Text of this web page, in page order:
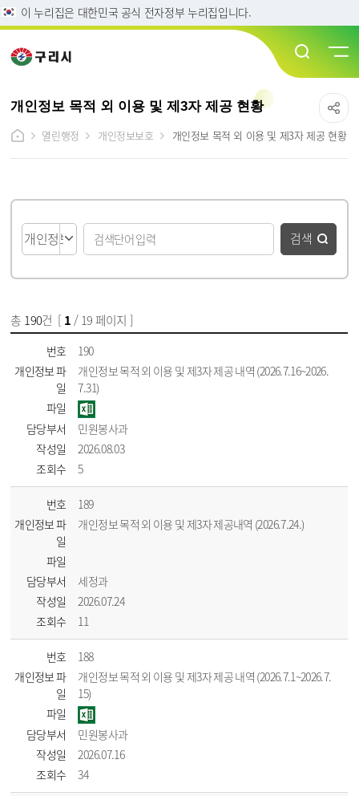
이 누리집은 대한민국 공식 전자정부 누리집입니다.
개인정보 목적 외 이용 및 제3자 제공 현황
열린행정
개인정보보호 개인정보 목적 외 이용 및 제3자 제공 현황
검색
총 190건 [ 1 / 19 페이지 ]
번호
190
개인정보 파
일
개인정보 목적 외 이용 및 제3자 제공 내역 (2026.7.16~2026.
7.31)
파일
담당부서
민원봉사과
작성일
2026.08.03
조회수
5
번호
189
개인정보 파
일
개인정보 목적 외 이용 및 제3자 제공내역 (2026.7.24.)
파일
담당부서
세정과
작성일
2026.07.24
조회수
11
번호
188
개인정보 파
일
개인정보 목적 외 이용 및 제3자 제공 내역 (2026.7.1~2026.7.
15)
파일
담당부서
민원봉사과
작성일
2026.07.16
조회수
34